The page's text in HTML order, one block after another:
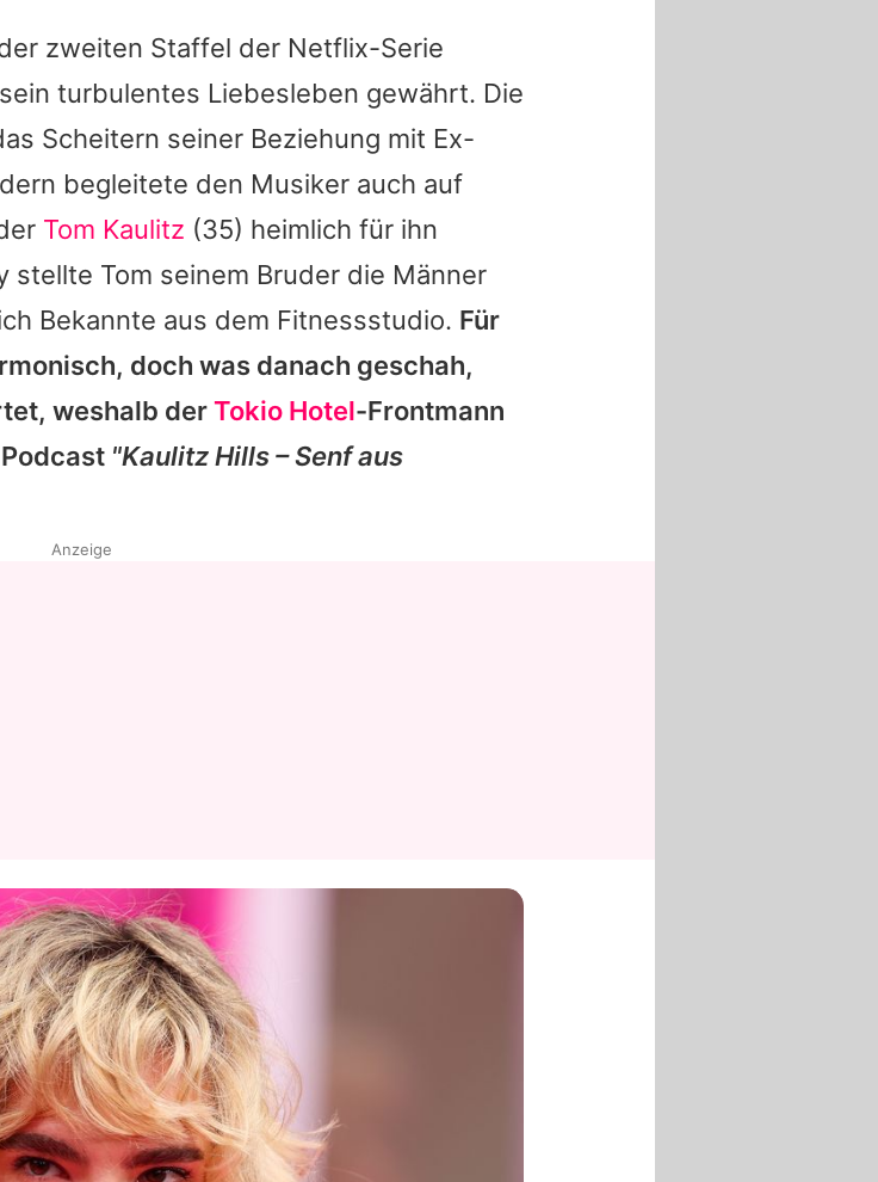
zweiten Staffel der Netflix-Serie
turbulentes Liebesleben gewährt. Die
Scheitern seiner Beziehung mit Ex-
begleitete den Musiker auch auf
Tom Kaulitz (35) heimlich für ihn
stellte Tom seinem Bruder die Männer
Bekannte aus dem Fitnessstudio. Für
doch was danach geschah,
weshalb derTokio Hotel-Frontmann
"Kaulitz Hills – Senf aus
Anzeige